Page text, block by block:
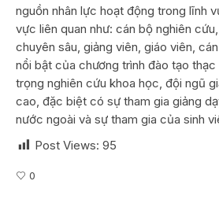
nguồn nhân lực hoạt động trong lĩnh
vực liên quan như: cán bộ nghiên
chuyên sâu, giảng viên, giáo viên,
nổi bật của chương trình đào tạo thạc
trọng nghiên cứu khoa học, đội ngũ
cao, đặc biệt có sự tham gia giảng
nước ngoài và sự tham gia của sinh
Post Views: 95
0